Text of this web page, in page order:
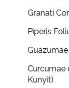
Granati
Piperis
Curcumae
Kunyit)